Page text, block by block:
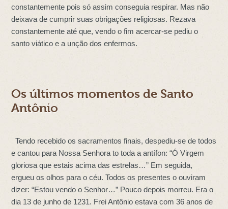
constantemente pois só assim conseguia respirar. Mas não
deixava de cumprir suas obrigações religiosas. Rezava
constantemente até que, vendo o fim acercar-se pediu o
santo viático e a unção dos enfermos.
Os últimos momentos de Santo
Antônio
Tendo recebido os sacramentos finais, despediu-se de todos
e cantou para Nossa Senhora to toda a antífon: “Ó Virgem
gloriosa que estais acima das estrelas…” Em seguida,
ergueu os olhos para o céu. Todos os presentes o ouviram
dizer: “Estou vendo o Senhor…” Pouco depois morreu. Era o
dia 13 de junho de 1231. Frei Antônio estava com 36 anos de